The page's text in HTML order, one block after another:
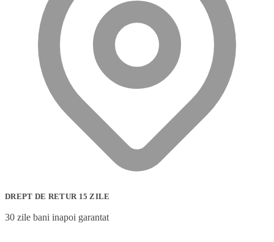
DREPT DE RETUR 15 ZILE
30 zile bani inapoi garantat